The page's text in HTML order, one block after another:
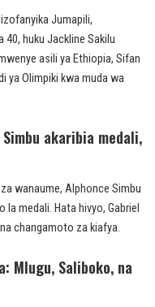
Jumapili,
40, huku Jackline Sakilu
asili ya Ethiopia, Sifan
ya Olimpiki kwa muda wa
akaribia medali,
wanaume, Alphonce Simbu
medali. Hata hivyo, Gabriel
changamoto za kiafya.
Mlugu, Saliboko, na